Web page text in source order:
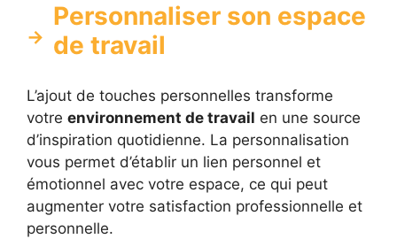
Personnaliser son espace
de travail
L’ajout de touches personnelles transforme
votre environnement de travail en une source
d’inspiration quotidienne. La personnalisation
vous permet d’établir un lien personnel et
émotionnel avec votre espace, ce qui peut
augmenter votre satisfaction professionnelle et
personnelle.